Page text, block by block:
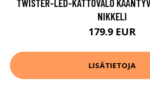
TWISTER-LED-KATTOVALO
NIKKELI
179.9 EUR
LISÄTIETOJA